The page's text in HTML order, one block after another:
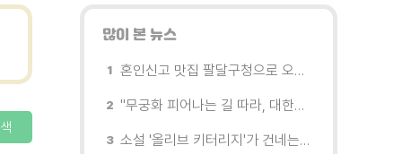
많이 본 뉴스
혼인신고 맛집 팔달구청으로 오세요
"무궁화 피어나는 길 따라, 대한민국을 걷는다"
소설 '올리브 키터리지'가 건네는 삶과 연민의 철학